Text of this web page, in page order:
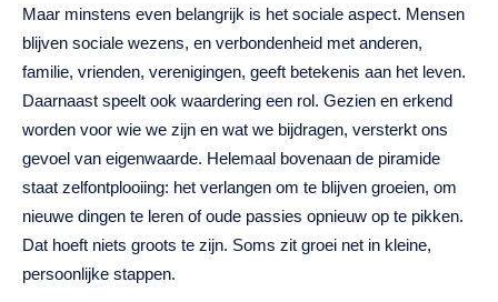
Maar minstens even belangrijk is het sociale aspect. Mensen
blijven sociale wezens, en verbondenheid met anderen,
familie, vrienden, verenigingen, geeft betekenis aan het leven.
Daarnaast speelt ook waardering een rol. Gezien en erkend
worden voor wie we zijn en wat we bijdragen, versterkt ons
gevoel van eigenwaarde. Helemaal bovenaan de piramide
staat zelfontplooiing: het verlangen om te blijven groeien, om
nieuwe dingen te leren of oude passies opnieuw op te pikken.
Dat hoeft niets groots te zijn. Soms zit groei net in kleine,
persoonlijke stappen.